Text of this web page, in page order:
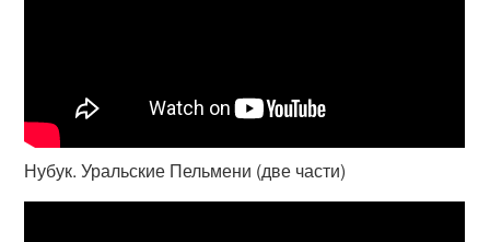
Нубук. Уральские Пельмени (две части)